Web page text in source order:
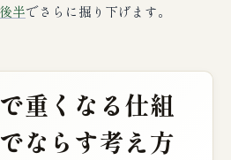
後半でさらに掘り下げます。
重くなる仕組
ならす考え方